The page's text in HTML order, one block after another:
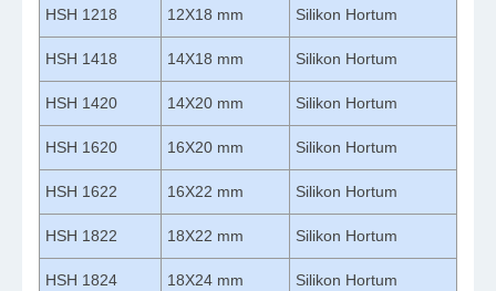
HSH 1218 12X18 mm Silikon Hortum
HSH 1418 14X18 mm Silikon Hortum
HSH 1420 14X20 mm Silikon Hortum
HSH 1620 16X20 mm Silikon Hortum
HSH 1622 16X22 mm Silikon Hortum
HSH 1822 18X22 mm Silikon Hortum
HSH 1824 18X24 mm Silikon Hortum